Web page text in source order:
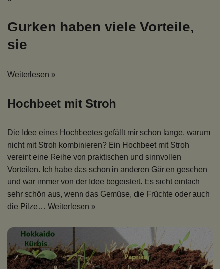
Gurken haben viele Vorteile,
sie
Weiterlesen »
Hochbeet mit Stroh
Die Idee eines Hochbeetes gefällt mir schon lange, warum
nicht mit Stroh kombinieren? Ein Hochbeet mit Stroh
vereint eine Reihe von praktischen und sinnvollen
Vorteilen. Ich habe das schon in anderen Gärten gesehen
und war immer von der Idee begeistert. Es sieht einfach
sehr schön aus, wenn das Gemüse, die Früchte oder auch
die Pilze… Weiterlesen »